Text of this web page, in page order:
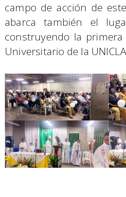
campo de acción de
abarca también el
construyendo la
Universitario de la